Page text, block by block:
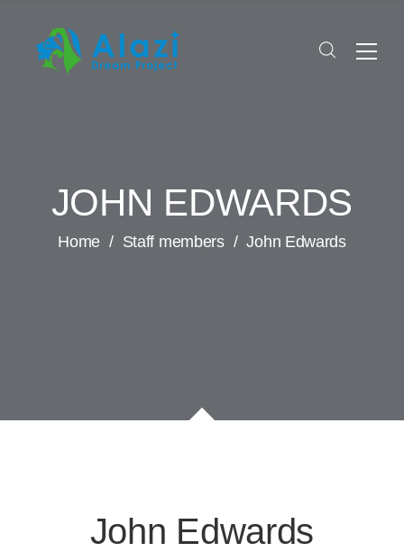
JOHN EDWARDS
Home / Staff members / John Edwards
John Edwards